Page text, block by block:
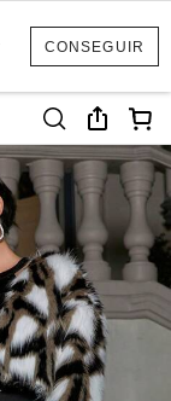
CONSEGUIR